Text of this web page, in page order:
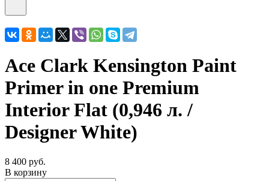
Ace Clark Kensington Paint
Primer in one Premium
Interior Flat (0,946 л. /
Designer White)
8 400 руб.
В корзину